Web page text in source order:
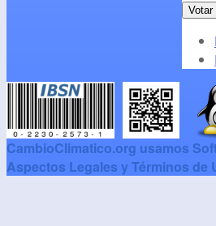
CambioClimatico.org usamos
Aspectos Legales y Términos de